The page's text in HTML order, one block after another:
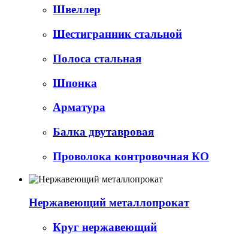
Швеллер
Шестигранник стальной
Полоса стальная
Шпонка
Арматура
Балка двутавровая
Проволока контровочная КО
Нержавеющий металлопрокат
Круг нержавеющий